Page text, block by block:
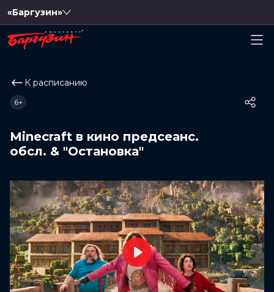
«Баргузин»
К расписанию
Minecraft в кино предсеанс.
обсл. & "Остановка"
6+
Play